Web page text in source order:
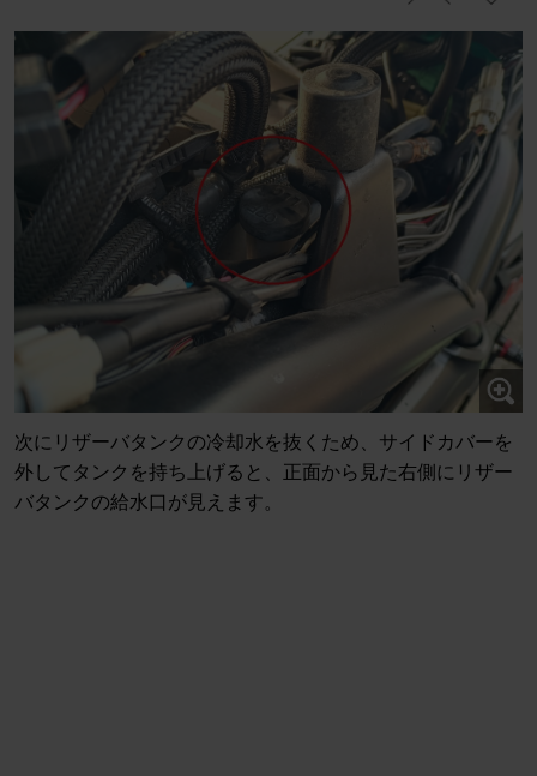
次にリザーバタンクの冷却水を抜くため、サイドカバーを
外してタンクを持ち上げると、正面から見た右側にリザー
バタンクの給水口が見えます。